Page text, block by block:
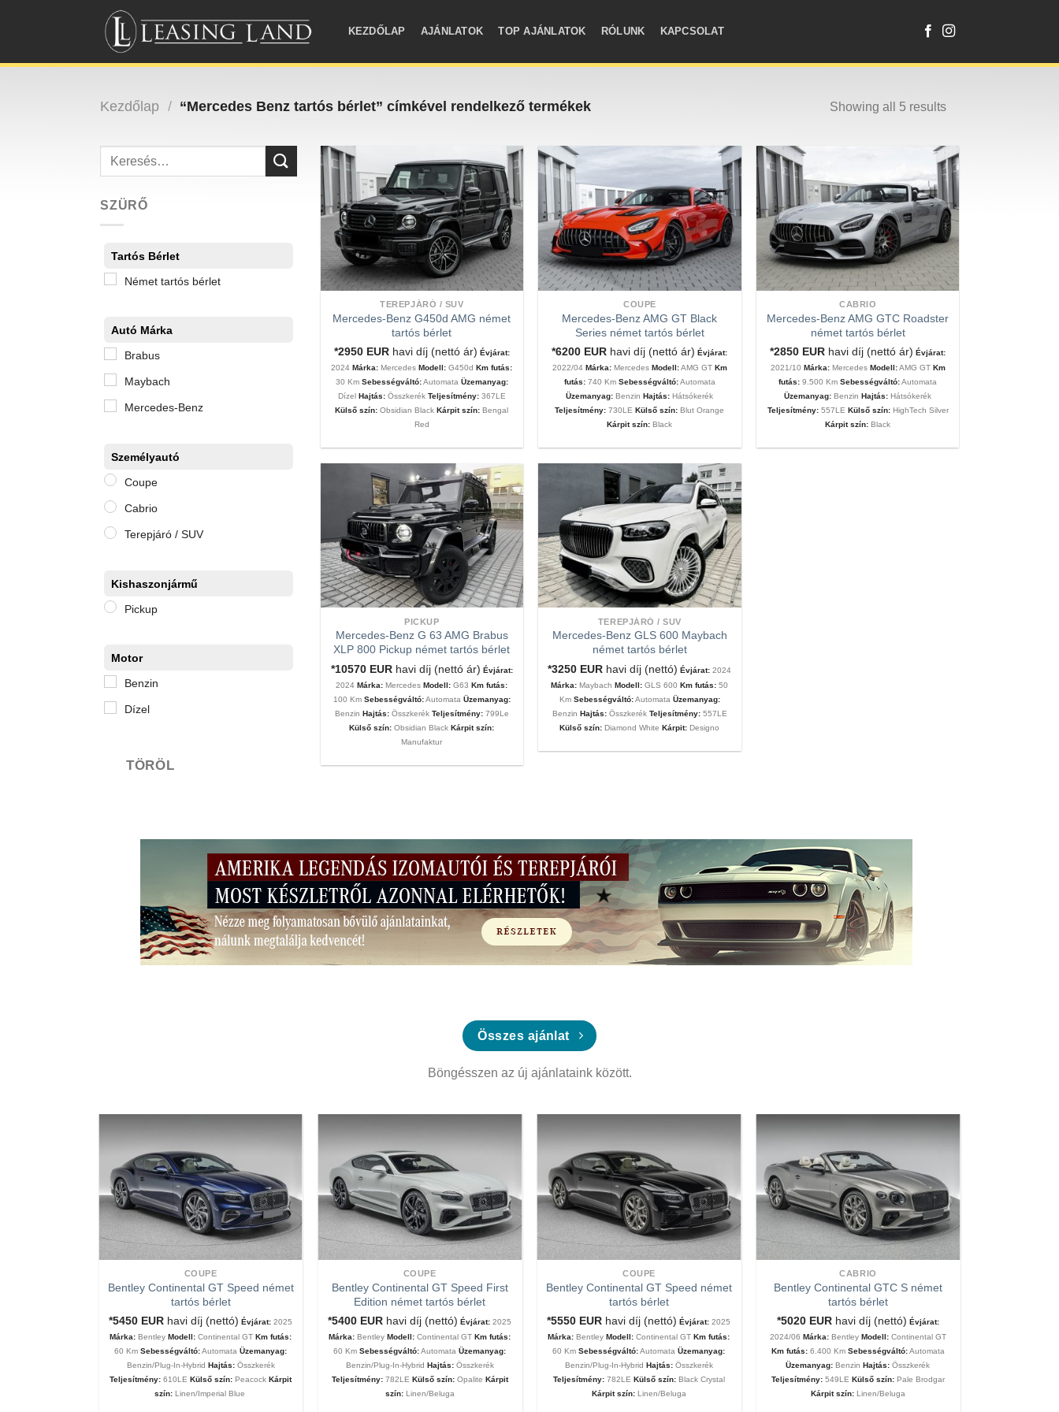
KEZDŐLAP AJÁNLATOK TOP AJÁNLATOK RÓLUNK KAPCSOLAT
Kezdőlap / “Mercedes Benz tartós bérlet” címkével rendelkező termékek Showing all 5 results
Keresés
SZÜRŐ
Tartós Bérlet
Német tartós bérlet
Autó Márka
Brabus
Maybach
Mercedes-Benz
Személyautó
Coupe
Cabrio
Terepjáró / SUV
Kishaszonjármű
Pickup
Motor
Benzin
Dízel
TÖRÖL
TEREPJÁRÓ / SUV
Mercedes-Benz G450d AMG német
tartós bérlet
*2950 EUR havi díj (nettó ár) Évjárat:
2024 Márka: Mercedes Modell: G450dKm futás:
30 Km Sebességváltó:Automata Üzemanyag:
Dízel Hajtás:Összkerék Teljesítmény:367LE
Külső szín: Obsidian BlackKárpit szín: Bengal
Red
COUPE
Mercedes-Benz AMG GT Black
Series német tartós bérlet
*6200 EUR havi díj (nettó ár) Évjárat:
2022/04 Márka:Mercedes Modell:AMG GT Km
futás: 740 Km Sebességváltó:Automata
Üzemanyag: BenzinHajtás: Hátsókerék
Teljesítmény: 730LE Külső szín: Blut Orange
Kárpit szín: Black
CABRIO
Mercedes-Benz AMG GTC Roadster
német tartós bérlet
*2850 EUR havi díj (nettó ár) Évjárat:
2021/10 Márka:Mercedes Modell:AMG GT Km
futás:9.500 KmSebességváltó:Automata
Üzemanyag: BenzinHajtás: Hátsókerék
Teljesítmény:557LE Külső szín:HighTech Silver
Kárpit szín: Black
PICKUP
Mercedes-Benz G 63 AMG Brabus
XLP 800 Pickup német tartós bérlet
*10570 EUR havi díj (nettó ár) Évjárat:
2024 Márka: Mercedes Modell: G63Km futás:
100 Km Sebességváltó:Automata Üzemanyag:
Benzin Hajtás:Összkerék Teljesítmény:799Le
Külső szín: Obsidian BlackKárpit szín:
Manufaktur
TEREPJÁRÓ / SUV
Mercedes-Benz GLS 600 Maybach
német tartós bérlet
*3250 EUR havi díj (nettó) Évjárat: 2024
Márka: Maybach Modell: GLS 600Km futás:50
Km Sebességváltó:Automata Üzemanyag:
Benzin Hajtás:Összkerék Teljesítmény:557LE
Külső szín: Diamond WhiteKárpit: Designo
Összes ajánlat
Böngésszen az új ajánlataink között.
COUPE
Bentley Continental GT Speed német
tartós bérlet
*5450 EUR havi díj (nettó) Évjárat: 2025
Márka: Bentley Modell: Continental GT Km futás:
60 KmSebességváltó:AutomataÜzemanyag:
Benzin/Plug-In-Hybrid
Hajtás:Összkerék
Teljesítmény: 610LE Külső szín: Peacock Kárpit
szín:Linen/Imperial Blue
COUPE
Bentley Continental GT Speed First
Edition német tartós bérlet
*5400 EUR havi díj (nettó) Évjárat: 2025
Márka: Bentley Modell: Continental GT Km futás:
60 KmSebességváltó:AutomataÜzemanyag:
Benzin/Plug-In-Hybrid
Hajtás:Összkerék
Teljesítmény:782LE Külső szín: Opalite Kárpit
szín:Linen/Beluga
COUPE
Bentley Continental GT Speed német
tartós bérlet
*5550 EUR havi díj (nettó) Évjárat: 2025
Márka: Bentley Modell: Continental GT Km futás:
60 KmSebességváltó:AutomataÜzemanyag:
Benzin/Plug-In-Hybrid
Hajtás:Összkerék
Teljesítmény:782LE Külső szín: Black Crystal
Kárpit szín:Linen/Beluga
CABRIO
Bentley Continental GTC S német
tartós bérlet
*5020 EUR havi díj (nettó) Évjárat:
2024/06 Márka:Bentley Modell:Continental GT
Km futás: 6.400 Km Sebességváltó:Automata
Üzemanyag: Benzin Hajtás: Összkerék
Teljesítmény:549LE Külső szín: Pale Brodgar
Kárpit szín:Linen/Beluga